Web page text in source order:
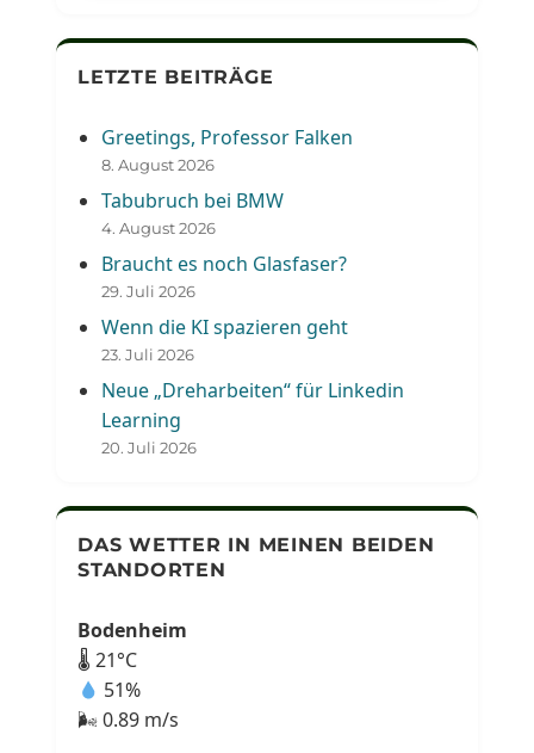
LETZTE BEITRÄGE
Greetings, Professor Falken
8. August 2026
Tabubruch bei BMW
4. August 2026
Braucht es noch Glasfaser?
29. Juli 2026
Wenn die KI spazieren geht
23. Juli 2026
Neue „Dreharbeiten“ für Linkedin
Learning
20. Juli 2026
DAS WETTER IN MEINEN BEIDEN
STANDORTEN
Bodenheim
🌡 21°C
51%
🌬 0.89 m/s